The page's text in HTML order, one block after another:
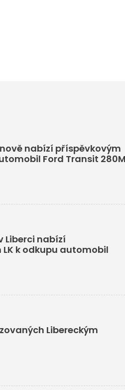
nabízí příspěvkovým
Ford Transit 280M
Liberci nabízí
k odkupu automobil
Libereckým